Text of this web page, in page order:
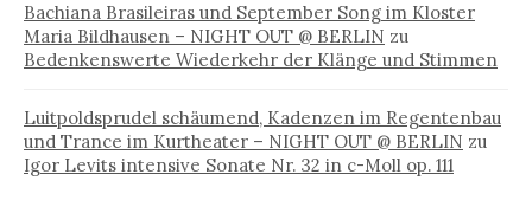
Bachiana Brasileiras und September Song im Kloster
Maria Bildhausen – NIGHT OUT @ BERLIN zu
Bedenkenswerte Wiederkehr der Klänge und Stimmen
Luitpoldsprudel schäumend, Kadenzen im Regentenbau
und Trance im Kurtheater – NIGHT OUT @ BERLIN zu
Igor Levits intensive Sonate Nr. 32 in c-Moll op. 111